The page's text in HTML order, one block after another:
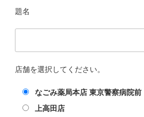
題名
店舗を選択してください。
なごみ薬局本店 東京警察病院前
上高田店